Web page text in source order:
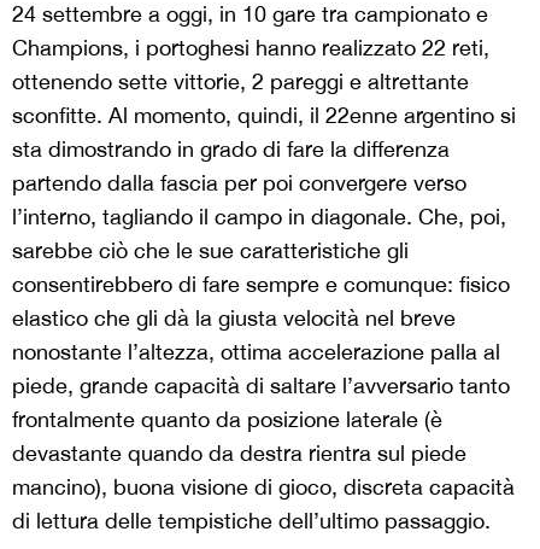
24 settembre a oggi, in 10 gare tra campionato e
Champions, i portoghesi hanno realizzato 22 reti,
ottenendo sette vittorie, 2 pareggi e altrettante
sconfitte. Al momento, quindi, il 22enne argentino si
sta dimostrando in grado di fare la differenza
partendo dalla fascia per poi convergere verso
l’interno, tagliando il campo in diagonale. Che, poi,
sarebbe ciò che le sue caratteristiche gli
consentirebbero di fare sempre e comunque: fisico
elastico che gli dà la giusta velocità nel breve
nonostante l’altezza, ottima accelerazione palla al
piede, grande capacità di saltare l’avversario tanto
frontalmente quanto da posizione laterale (è
devastante quando da destra rientra sul piede
mancino), buona visione di gioco, discreta capacità
di lettura delle tempistiche dell’ultimo passaggio.